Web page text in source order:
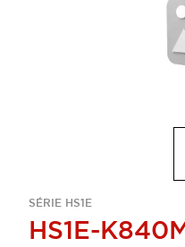
SÉRIE HS1E
HS1E-